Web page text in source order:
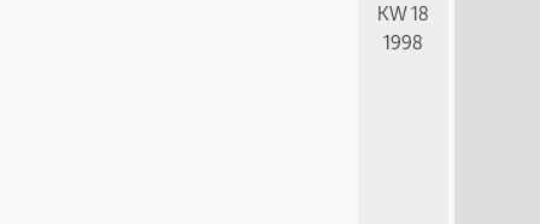
KW 18
1998